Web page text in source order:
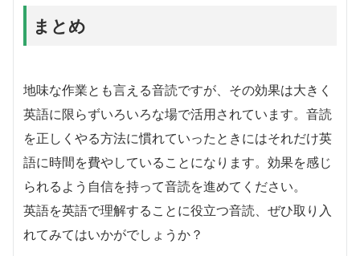
まとめ
地味な作業とも言える音読ですが、その効果は大きく
英語に限らずいろいろな場で活用されています。音読
を正しくやる方法に慣れていったときにはそれだけ英
語に時間を費やしていることになります。効果を感じ
られるよう自信を持って音読を進めてください。
英語を英語で理解することに役立つ音読、ぜひ取り入
れてみてはいかがでしょうか？